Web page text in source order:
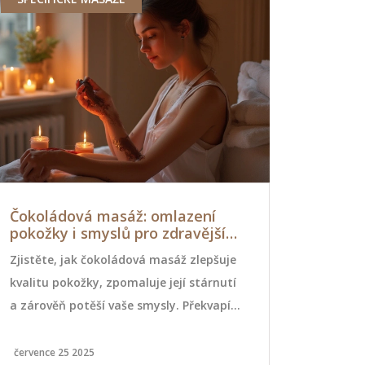
Čokoládová masáž: omlazení
pokožky i smyslů pro zdravější
Zjistěte, jak čokoládová masáž zlepšuje
kvalitu pokožky, zpomaluje její stárnutí
a zárověň potěší vaše smysly. Překvapí
maximálně využít.
července 25 2025